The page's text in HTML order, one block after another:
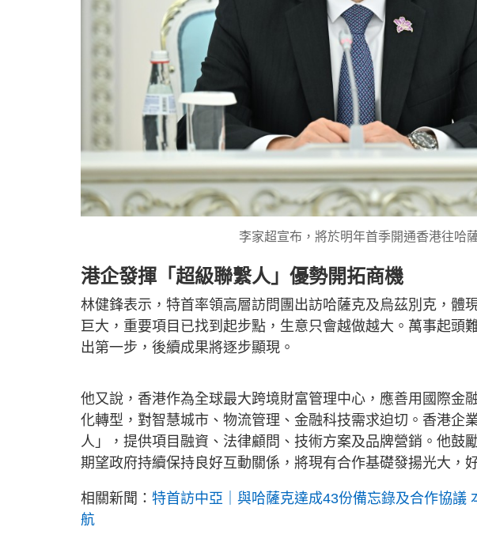
李家超宣布，將於明年首季開通香港往哈
港企發揮「超級聯繫人」優勢開拓商機
林健鋒表示，特首率領高層訪問團出訪哈薩克及烏茲別克，體
巨大，重要項目已找到起步點，生意只會越做越大。萬事起頭
出第一步，後續成果將逐步顯現。
他又說，香港作為全球最大跨境財富管理中心，應善用國際金
化轉型，對智慧城市、物流管理、金融科技需求迫切。香港企
人」，提供項目融資、法律顧問、技術方案及品牌營銷。他鼓
期望政府持續保持良好互動關係，將現有合作基礎發揚光大，
相關新聞： 特首訪中亞｜與哈薩克達成43份備忘錄及合作協議
航